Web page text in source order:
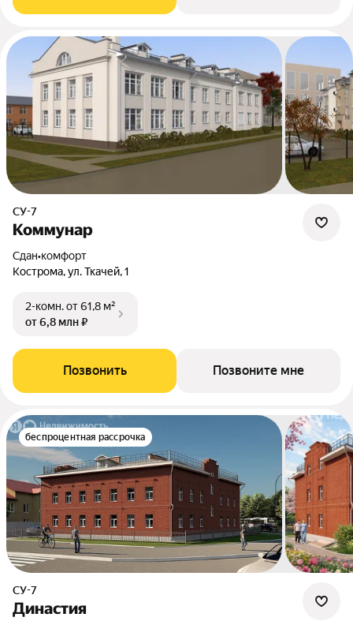
СУ-7
Коммунар
Сдан•комфорт
Кострома, ул. Ткачей, 1
2-комн.от 61,8 м²
от 6,8 млн ₽
Позвонить Позвоните мне
беспроцентная рассрочка
СУ-7
Династия